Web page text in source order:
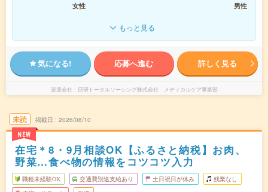
女性
男性
もっと見る
気になる! 応募へ進む 詳しく見る
派遣会社 日研トータルソーシング株式会社 メディカルケア事業部
未読
NEW
掲載日 2026/08/10
在宅＊8・9月相談OK【ふるさと納税】お肉、
野菜…食べ物の情報をコツコツ入力
職種未経験OK 交通費別途支給あり 土日祝日が休み 残業なし